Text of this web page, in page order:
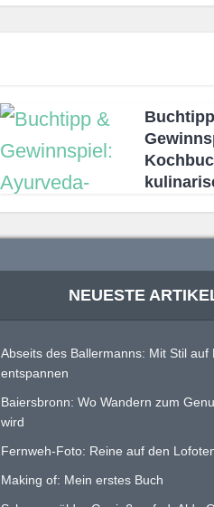
NEUESTE
Abseits des Ballermanns: Mit Stil auf
entspannen
Baiersbronn: Wo Wandern zum
wird
Fernweh-Foto: Reine auf den
Making of: Mein erstes Buch